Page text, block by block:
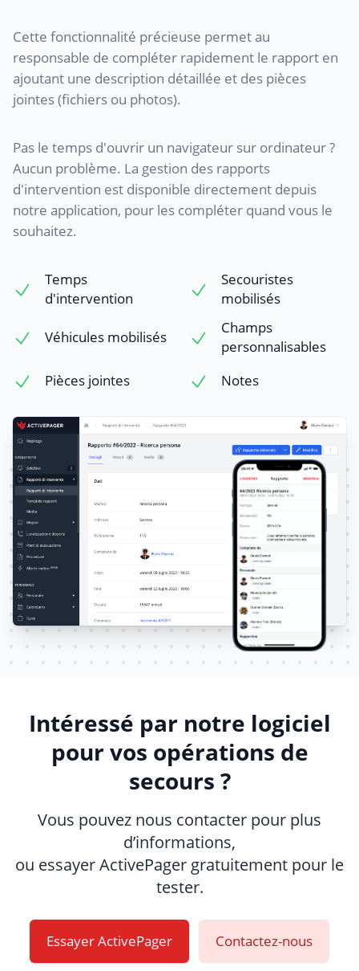
Cette fonctionnalité précieuse permet au
responsable de compléter rapidement le rapport en
ajoutant une description détaillée et des pièces
jointes (fichiers ou photos).
Pas le temps d'ouvrir un navigateur sur ordinateur ?
Aucun problème. La gestion des rapports
d'intervention est disponible directement depuis
notre application, pour les compléter quand vous le
souhaitez.
Temps
d'intervention
Secouristes
mobilisés
Véhicules mobilisés
Champs
personnalisables
Pièces jointes
Notes
Intéressé par notre logiciel
pour vos opérations de
secours ?
Vous pouvez nous contacter pour plus
d’informations,
ou essayer ActivePager gratuitement pour le
tester.
Essayer ActivePager Contactez-nous